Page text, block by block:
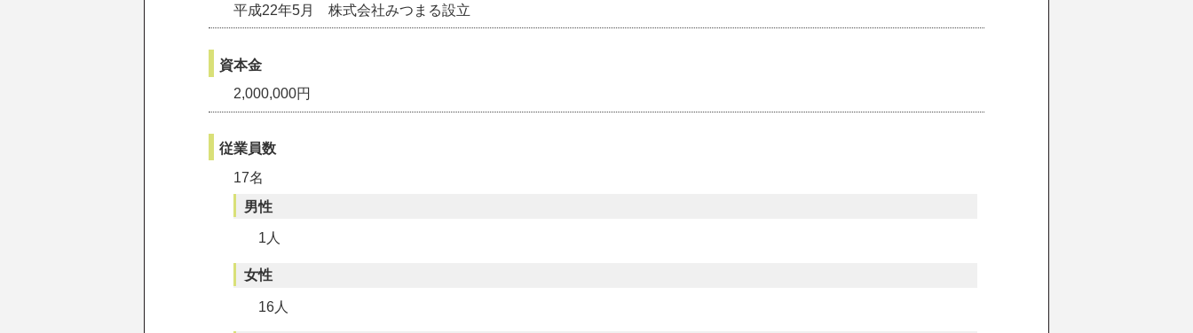
平成22年5月 株式会社みつまる設立
資本金
2,000,000円
従業員数
17名
男性
1人
女性
16人